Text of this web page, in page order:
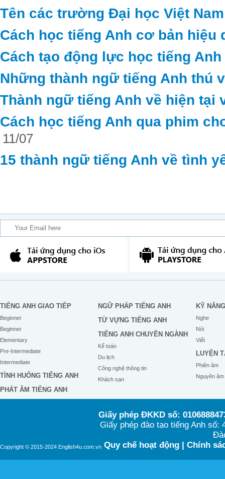
Tên các trường Đại học Việt
Cách học tiếng Anh cơ bản hiệu
Cách tạo động lực học tiếng
Những thành ngữ tiếng Anh thú
Thành ngữ tiếng Anh về hiện tại
Cách học tiếng Anh qua phim
11/07
15 thành ngữ tiếng Anh về tình
TIẾNG ANH GIAO TIẾP
Beginner
Beginner
Elementary
Pre-Intermediate
Intermediate
TÌNH HUỐNG TIẾNG ANH
PHÁT ÂM TIẾNG ANH
NGỮ PHÁP TIẾNG ANH
TỪ VỰNG TIẾNG ANH
TIẾNG ANH CHUYÊN NGÀNH
Kế toán
Du lịch
Công nghệ thông tin
Khách sạn
KỸ NĂNG
Nghe
Nói
Viết
LUYỆN
Phiên âm
Nguyên âm
Copyright © 2015-2024 English4u.com.vn
Giấy phép ĐKKD số:
Giấy phép đào tạo tiếng Anh
Quy chế hoạt động| Chính